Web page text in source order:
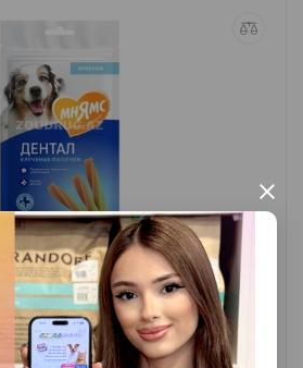
×
Цена
Купить
3.80 Hет
B наличии